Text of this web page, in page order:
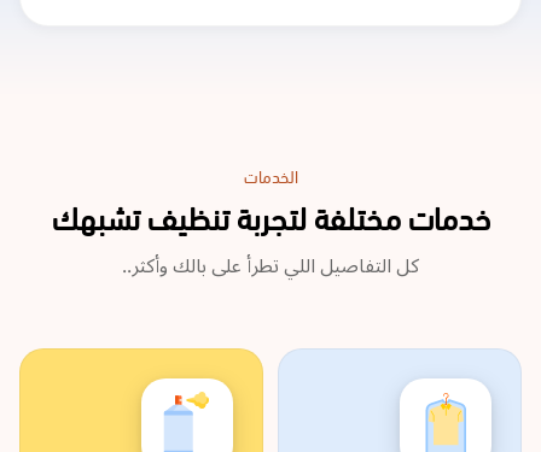
الخدمات
خدمات مختلفة لتجربة تنظيف تشبهك
كل التفاصيل اللي تطرأ على بالك وأكثر..